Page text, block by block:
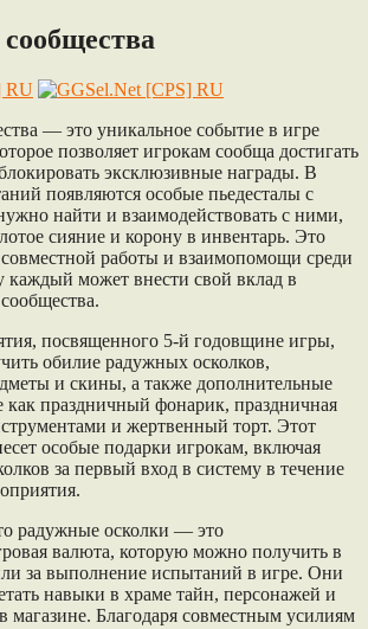
— это уникальное событие в игре
позволяет игрокам сообща достигать
эксклюзивные награды. В
появляются особые пьедесталы с
найти и взаимодействовать с ними,
сияние и корону в инвентарь. Это
работы и взаимопомощи среди
каждый может внести свой вклад в
посвященного 5-й годовщине игры,
обилие радужных осколков,
и скины, а также дополнительные
как праздничный фонарик, праздничная
и жертвенный торт. Этот
особые подарки игрокам, включая
за первый вход в систему в течение
радужные осколки — это
валюта, которую можно получить в
за выполнение испытаний в игре. Они
навыки в храме тайн, персонажей и
магазине. Благодаря совместным усилиям